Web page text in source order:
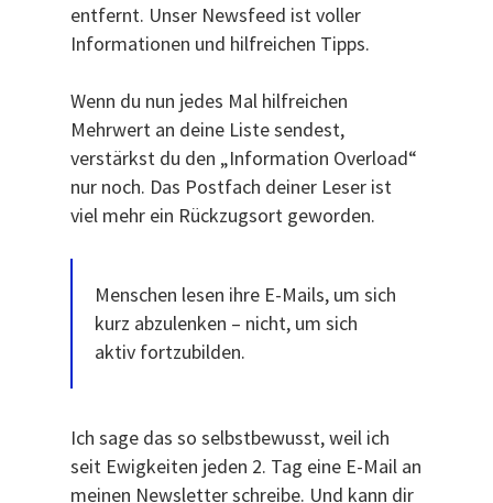
entfernt. Unser Newsfeed ist voller
Informationen und hilfreichen Tipps.
Wenn du nun jedes Mal hilfreichen
Mehrwert an deine Liste sendest,
verstärkst du den „Information Overload“
nur noch. Das Postfach deiner Leser ist
viel mehr ein Rückzugsort geworden.
Menschen lesen ihre E-Mails, um sich
kurz abzulenken – nicht, um sich
aktiv fortzubilden.
Ich sage das so selbstbewusst, weil ich
seit Ewigkeiten jeden 2. Tag eine E-Mail an
meinen Newsletter schreibe. Und kann dir